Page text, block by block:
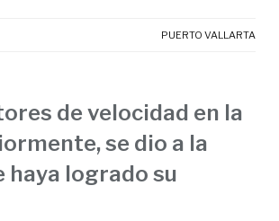
PUERTO VALLARTA
de velocidad en la
se dio a la
haya logrado su